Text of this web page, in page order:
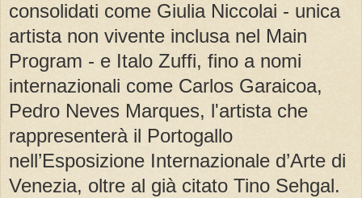
consolidati come Giulia Niccolai - unica
artista non vivente inclusa nel Main
Program - e Italo Zuffi, fino a nomi
internazionali come Carlos Garaicoa,
Pedro Neves Marques, l'artista che
rappresenterà il Portogallo
nell’Esposizione Internazionale d’Arte di
Venezia, oltre al già citato Tino Sehgal.